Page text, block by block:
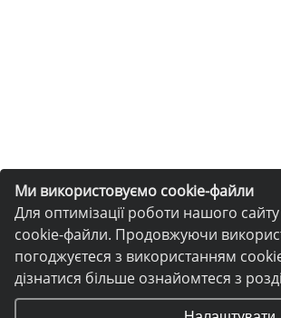
Ми використовуємо cookie-файли
Для оптимізації роботи нашого
cookie-файли. Продовжуючи
погоджуєтеся з використанням
дізнатися більше ознайомтеся з